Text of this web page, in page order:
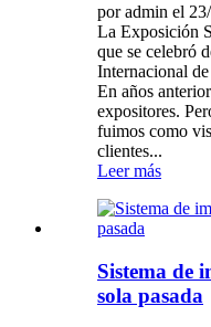
por admin el
La Exposición
que se celebró
Internacional
En años
expositores.
fuimos como
clientes...
Leer más
Sistema de
sola pasada